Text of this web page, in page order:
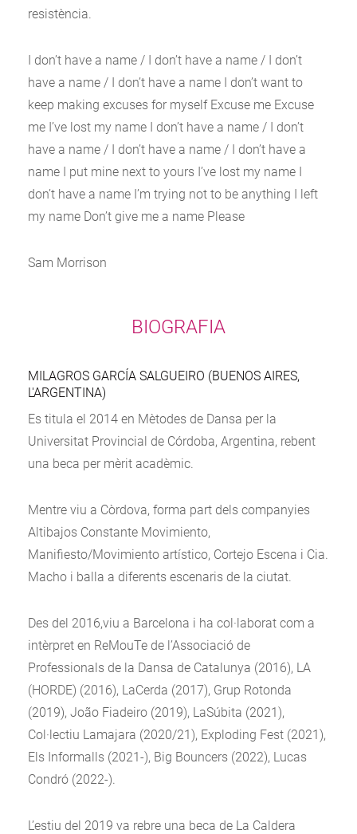
resistència.
I don’t have a name / I don’t have a name / I don’t
have a name / I don’t have a name I don’t want to
keep making excuses for myself Excuse me Excuse
me I’ve lost my name I don’t have a name / I don’t
have a name / I don’t have a name / I don’t have a
name I put mine next to yours I’ve lost my name I
don’t have a name I’m trying not to be anything I left
my name Don’t give me a name Please
Sam Morrison
BIOGRAFIA
MILAGROS GARCÍA SALGUEIRO (BUENOS AIRES,
L'ARGENTINA)
Es titula el 2014 en Mètodes de Dansa per la
Universitat Provincial de Córdoba, Argentina, rebent
una beca per mèrit acadèmic.
Mentre viu a Còrdova, forma part dels companyies
Altibajos Constante Movimiento,
Manifiesto/Movimiento artístico, Cortejo Escena i Cia.
Macho i balla a diferents escenaris de la ciutat.
Des del 2016,viu a Barcelona i ha col·laborat com a
intèrpret en ReMouTe de l’Associació de
Professionals de la Dansa de Catalunya (2016), LA
(HORDE) (2016), LaCerda (2017), Grup Rotonda
(2019), João Fiadeiro (2019), LaSúbita (2021),
Col·lectiu Lamajara (2020/21), Exploding Fest (2021),
Els Informalls (2021-), Big Bouncers (2022), Lucas
Condró (2022-).
L’estiu del 2019 va rebre una beca de La Caldera